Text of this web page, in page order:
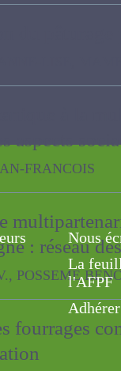
du
LISE, MAMET
FRANCOIS
: réseau
BENOIT,
fourrages
PATRICE,
Nous
La
l'AFPF